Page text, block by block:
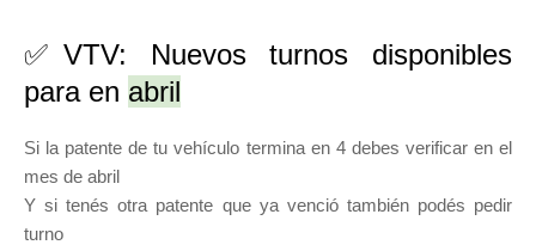
✅VTV: Nuevos turnos disponibles
para en abril
Si la patente de tu vehículo termina en 4 debes verificar en el
mes de abril
Y si tenés otra patente que ya venció también podés pedir
turno